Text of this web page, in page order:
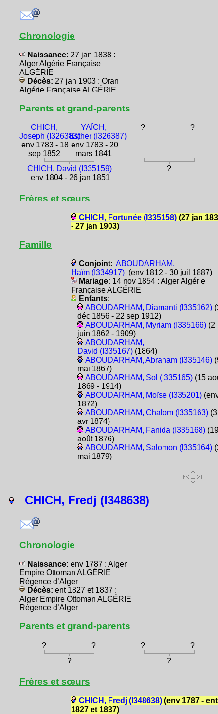
Chronologie
Naissance: 27 jan 1838 :
Alger Algérie Française
ALGÉRIE
Décès: 27 jan 1903 : Oran
Algérie Française ALGÉRIE
Parents et grand-parents
CHICH,
Joseph (I326383)
env 1783 - 18
sep 1852
YAÏCH,
Esther (I326387)
env 1783 - 20
mars 1841
? ?
CHICH, David (I335159)
env 1804 - 26 jan 1851
?
Frères et sœurs
CHICH, Fortunée (I335158)(27 jan
- 27 jan 1903)
Famille
Conjoint: ABOUDARHAM,
Haïm (I334917)(env 1812 - 30 juil 1887)
Mariage: 14 nov 1854 : Alger Algérie
Française ALGÉRIE
Enfants:
ABOUDARHAM, Diamanti (I335162)
déc 1856 - 22 sep 1912)
ABOUDARHAM, Myriam (I335166)(2
juin 1862 - 1909)
ABOUDARHAM,
David (I335167)(1864)
ABOUDARHAM, Abraham (I335146)
mai 1867)
ABOUDARHAM, Sol (I335165)(15
1869 - 1914)
ABOUDARHAM, Moïse (I335201)
1872)
ABOUDARHAM, Chalom (I335163)(3
avr 1874)
ABOUDARHAM, Fanida (I335168)(19
août 1876)
ABOUDARHAM, Salomon (I335164)
mai 1879)
CHICH, Fredj (I348638)
Chronologie
Naissance: env 1787 : Alger
Empire Ottoman ALGÉRIE
Régence d’Alger
Décès: ent 1827 et 1837 :
Alger Empire Ottoman ALGÉRIE
Régence d’Alger
Parents et grand-parents
? ? ?
?
?
?
Frères et sœurs
CHICH, Fredj (I348638)(env 1787 - ent
1827 et 1837)